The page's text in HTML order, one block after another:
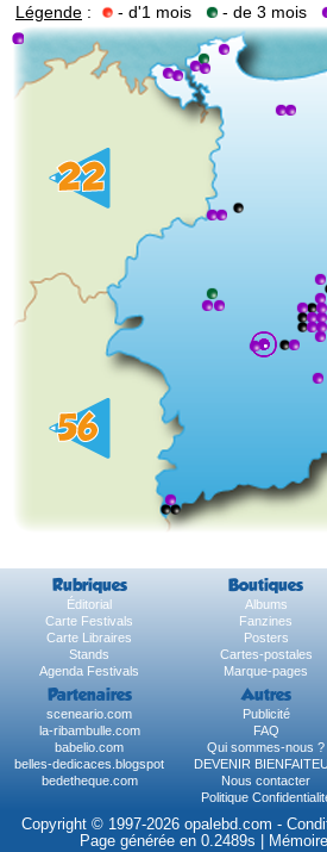
Légende : - d'1 mois - de 3 mois
Rubriques Boutiques
Éditorial Albums
Carte Festivals
Fanzines
Carte Libraires
Posters
Stands
Cartes-postales
Agenda Festivals
Marque-pages
Partenaires Autres
sceneario.com Publicité
la-ribambulle.com
FAQ
babelio.com
Qui sommes-nous ?
belles-dedicaces.blogspot
DEVENIR
bedetheque.com
Nous contacter
Politique
Copyright © 1997-2026 opalebd.com -
Page générée en 0.2489s |